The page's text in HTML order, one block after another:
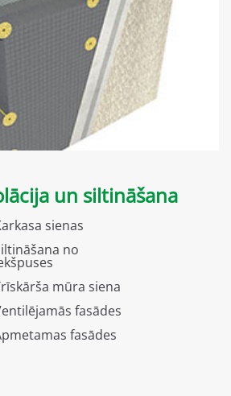
un siltināšana
sienas
no
mūra siena
fasādes
fasādes